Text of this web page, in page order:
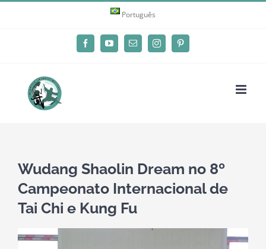
Português
FacebookYouTubeEmail InstagramPinterest
Wudang Shaolin Dream no 8º
Campeonato Internacional de
Tai Chi e Kung Fu
View